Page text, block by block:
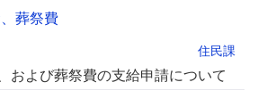
葬祭費
住民課
および葬祭費の支給申請について